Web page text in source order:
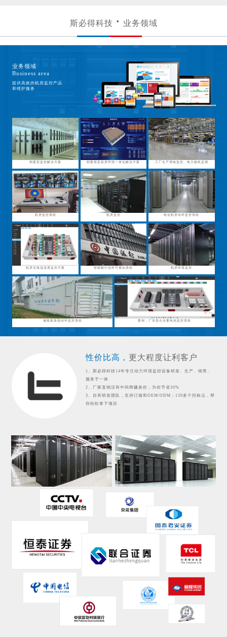
斯必得科技 业务领域
业务领域
Business area
提供高效的机房监控产品
和维护服务
档案室监控解决方案 档案馆及机房环境一体化解决方案 工厂生产用电监控、电力能耗监测
机房监控系统 机房监控 电信机房动环监控系统
机房无线温湿度监控方案 智能银行动环可视化系统 机房环境监控
储能集装箱动环监控系统 案例：广东某企业蓄电池监控系统
性价比高， 更大程度让利客户
1、斯必得科技14年专注动力环境监控设备研发、生产、销售、
服务于一体
2、厂家直销没有中间商赚差价，为你节省30%
3、自有研发团队，支持订做和OEM/ODM；130多个控标点，帮
你轻松拿下项目